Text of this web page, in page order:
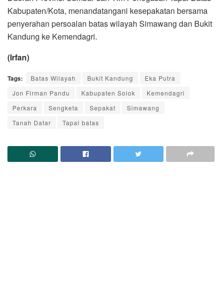
Kabupaten/Kota, menandatangani kesepakatan bersama
penyerahan persoalan batas wilayah Simawang dan Bukit
Kandung ke Kemendagri.
(Irfan)
Tags: Batas Wilayah Bukit Kandung
Eka Putra
Jon Firman Pandu
Kabupaten Solok
Kemendagri
Perkara
Sengketa Sepakat
Simawang
Tanah Datar
Tapal batas